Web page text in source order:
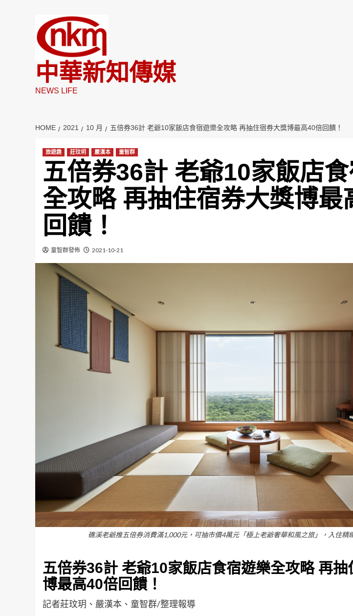
中華新知傳媒
NEWS LIFE
HOME 2021 10 月 五倍券36計 老爺10家飯店食宿遊樂全攻略 再抽住宿券大獎博最高40倍回饋！
旅遊趣 莊玟玥 嚴漢本 童智群
五倍券36計 老爺10家飯店
全攻略 再抽住宿券大獎博最
回饋！
童智群發佈 2021-10-21
礁溪老爺推五倍券消費滿1,000元，可抽市價4萬元「極上老爺奢華和風之旅」，入住精
五倍券36計 老爺10家飯店食宿遊樂全攻略 再抽
博最高40倍回饋！
記者莊玟玥、嚴漢本、童智群/整理報導